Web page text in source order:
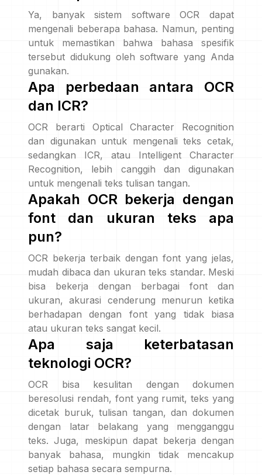
Ya, banyak sistem software OCR dapat
mengenali beberapa bahasa. Namun, penting
untuk memastikan bahwa bahasa spesifik
tersebut didukung oleh software yang Anda
gunakan.
Apa perbedaan antara OCR
dan ICR?
OCR berarti Optical Character Recognition
dan digunakan untuk mengenali teks cetak,
sedangkan ICR, atau Intelligent Character
Recognition, lebih canggih dan digunakan
untuk mengenali teks tulisan tangan.
Apakah OCR bekerja dengan
font dan ukuran teks apa
pun?
OCR bekerja terbaik dengan font yang jelas,
mudah dibaca dan ukuran teks standar. Meski
bisa bekerja dengan berbagai font dan
ukuran, akurasi cenderung menurun ketika
berhadapan dengan font yang tidak biasa
atau ukuran teks sangat kecil.
Apa saja keterbatasan
teknologi OCR?
OCR bisa kesulitan dengan dokumen
beresolusi rendah, font yang rumit, teks yang
dicetak buruk, tulisan tangan, dan dokumen
dengan latar belakang yang mengganggu
teks. Juga, meskipun dapat bekerja dengan
banyak bahasa, mungkin tidak mencakup
setiap bahasa secara sempurna.